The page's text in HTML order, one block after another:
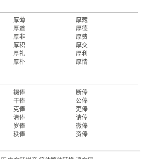
厚薄
厚藏
厚道
厚德
厚非
厚费
厚积
厚交
厚礼
厚利
厚朴 厚情
辍俸
断俸
干俸
公俸
克俸
吏俸
清俸
请俸
岁俸
微俸
秩俸 资俸